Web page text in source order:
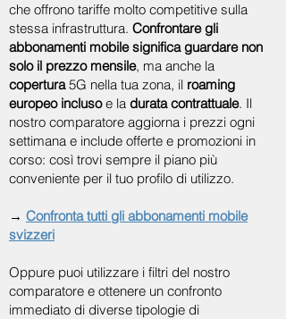
che offrono tariffe molto competitive sulla
stessa infrastruttura. Confrontare gli
abbonamenti mobile significa guardare non
solo il prezzo mensile, ma anche la
copertura5G nella tua zona, il roaming
europeo inclusoe la durata contrattuale. Il
nostro comparatore aggiorna i prezzi ogni
settimana e include offerte e promozioni in
corso: così trovi sempre il piano più
conveniente per il tuo profilo di utilizzo.
→ Confronta tutti gli abbonamenti mobile
svizzeri
Oppure puoi utilizzare i filtri del nostro
comparatore e ottenere un confronto
immediato di diverse tipologie di